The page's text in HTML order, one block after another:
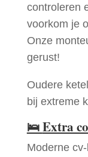
controleren
voorkom je
Onze
gerust!
Oudere
bij extreme
🛌Extra
Moderne